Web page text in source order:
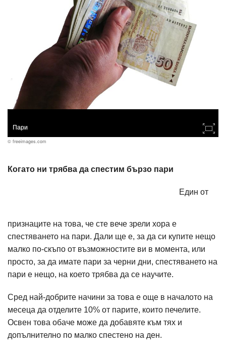
Пари
© freeimages.com
Когато ни трябва да спестим бързо пари
Един от
признаците на това, че сте вече зрели хора е
спестяването на пари. Дали ще е, за да си купите нещо
малко по-скъпо от възможностите ви в момента, или
просто, за да имате пари за черни дни, спестяването на
пари е нещо, на което трябва да се научите.
Сред най-добрите начини за това е още в началото на
месеца да отделите 10% от парите, които печелите.
Освен това обаче може да добавяте към тях и
допълнително по малко спестено на ден.